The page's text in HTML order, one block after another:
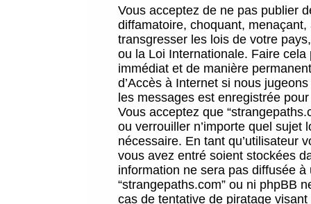
Vous acceptez de ne pas publier
diffamatoire, choquant,
transgresser les lois de votre
ou la Loi Internationale. Faire
immédiat et de manière
d’Accès à Internet si nous
les messages est enregistrée
Vous acceptez que
ou verrouiller n’importe quel sujet
nécessaire. En tant qu’utilisateur
vous avez entré soient stockées
information ne sera pas diffusée
“strangepaths.com” ou ni phpBB
cas de tentative de piratage